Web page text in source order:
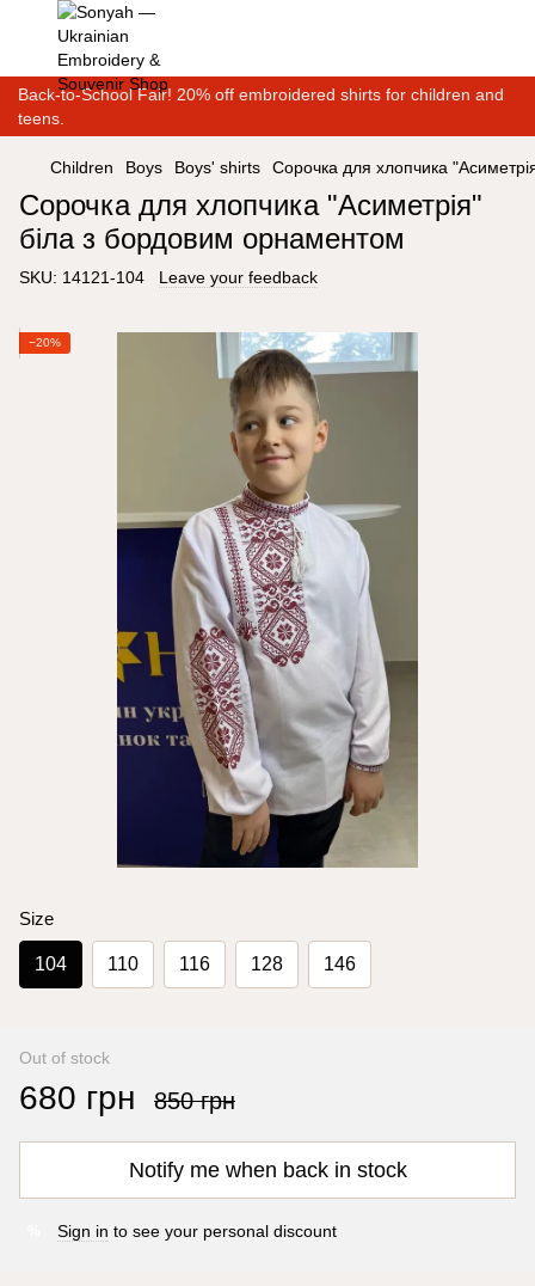
Back-to-School Fair! 20% off embroidered shirts for children and
teens.
Children Boys Boys' shirts Сорочка для хлопчика
Сорочка для хлопчика "Асиметрія"
біла з бордовим орнаментом
SKU: 14121-104 Leave your feedback
−20%
Size
104 110 116 128 146
Out of stock
680 грн 850 грн
Notify me when back in stock
Sign in to see your personal discount